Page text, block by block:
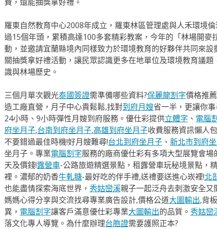
羅東自然教育中心2008年成立，羅東林區管理處與人禾環境
過15個年頭，累積高達100多套精彩教案，今年的「林場開麥
動，並邀請宜蘭縣境內同樣致力於環境教育的好夥伴共同來
關抽獎拿好禮活動，讓民眾認識更多在地單位及環境教育議
識與林場歷史。
三個月單次觀光泰國簽證需準備哪些資料?保麗龍割字價格推
造工廠直營，月子中心貴鬆鬆,找對到府月嫂省一半，更讓你
24小時、9小時彈性月嫂到府服務。優仕彩提供立體字 、 電腦
府坐月子,台南到府坐月子,高雄到府坐月子收費服務資訊懶人
不要錯過最佳時機!好月嫂難尋!台北到府坐月子、 新北市到府
坐月子。專業電腦割字服務的廠商優仕彩有多項大型展覽會場
天及價錢!露營車-公路旅遊精選景點，租露營車玩秘境景點，
裡。濃郁的奶香牛軋糖-最好吃的伴手禮,送禮要送進心崁裡!北
也能盡情探索海底世界， 秀姑巒溪親子一起泛舟去​刺激安全
媽媽心得分享與交流找尋專業廣告設計,價格公道大圖輸出,背
異， 電腦割字讓客戶滿意優仕彩專業大圖輸出的品質。 秀姑巒
落文化專人導覽。為什麼辦理台胞證需要護照正本?